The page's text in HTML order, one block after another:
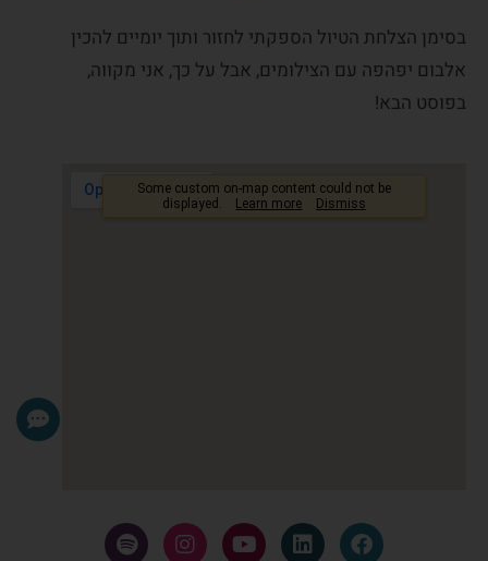
בסימן הצלחת הטיול הספקתי לחזור ותוך יומיים להכין
אלבום יפהפה עם הצילומים, אבל על כך, אני מקווה,
בפוסט הבא!